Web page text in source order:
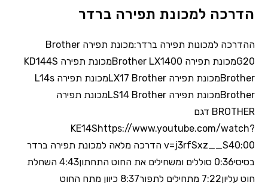
הדרכה למכונת תפירה ברדר
ההדרכה למכונות תפירה ברדר:מכונת תפירה Brother
G20מכונת תפירה Brother LX1400‏מכונת תפירה KD144S
Brother‏מכונת תפירה LX17 Brother‏מכונת תפירה L14s
Brother‏מכונת תפירה LS14 Brotherמכונת תפירה
BROTHER דגם
KE14Shttps://www.youtube.com/watch?
v=j3rfSxz__S40:00 הדרכה מלאה למכונת תפירה ברדר
בסיסי0:36 סוללים ומשחילים את החוט התחתון4:43 השחלת
חוט עליון7:22 מתחילים לתפור8:37 כיוון מתח החוט